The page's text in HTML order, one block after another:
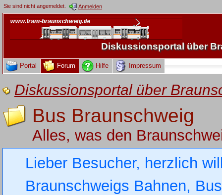
Sie sind nicht angemeldet. Anmelden
Diskussionsportal über
Portal Forum Hilfe Impressum
Diskussionsportal über
Bus Braunschweig
Alles, was den
Lieber Besucher, herzlich
Braunschweigs Bahnen,